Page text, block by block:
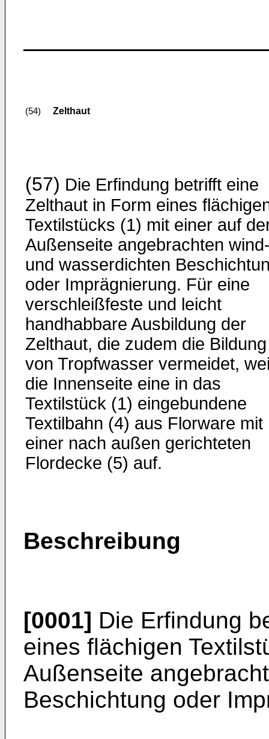
(54) Zelthaut
(57) Die Erfindung betrifft eine
Zelthaut in Form eines
Textil­stücks (1) mit einer auf
Außenseite angebrachten
und wasser­dichten
oder Imprägnierung. Für eine
verschleißfeste und leicht
handhabbare Ausbildung der
Zelthaut, die zudem die Bildung
von Tropfwasser vermeidet,
die Innenseite eine in das
Textilstück (1) eingebundene
Textilbahn (4) aus Florware mit
einer nach außen gerichteten
Flordecke (5) auf.
Beschreibung
[0001] Die Erfindung
eines flächigen
Außenseite
Beschichtung oder